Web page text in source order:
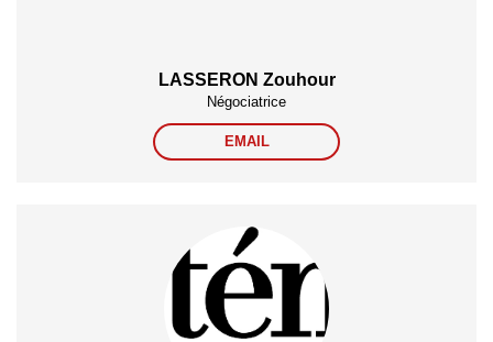
LASSERON Zouhour
Négociatrice
EMAIL